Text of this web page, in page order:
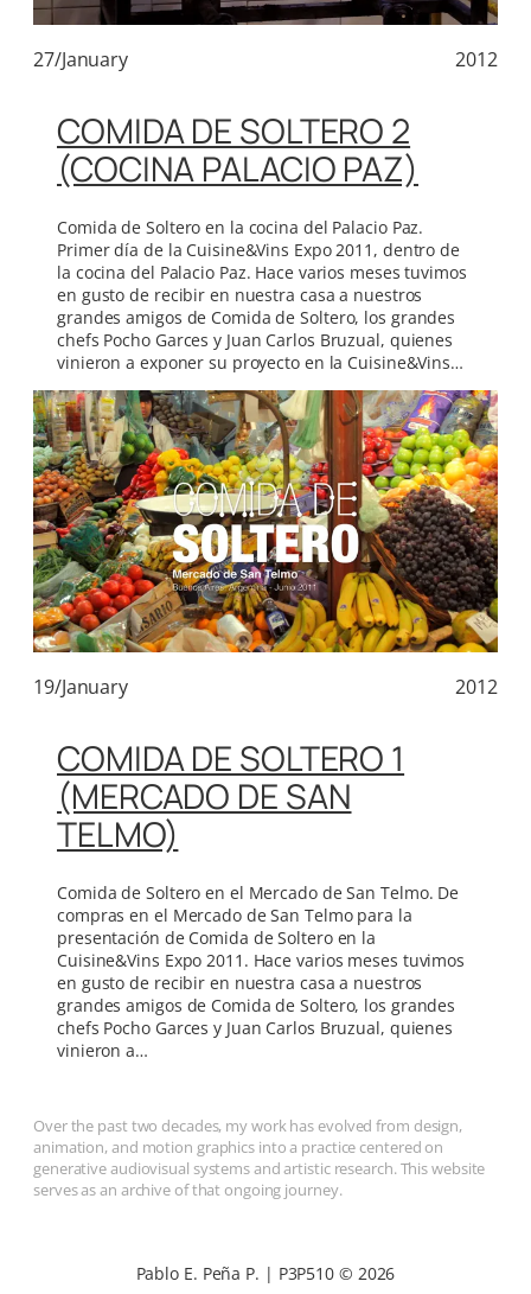
27/January 2012
COMIDA DE SOLTERO 2
(COCINA PALACIO PAZ)
Comida de Soltero en la cocina del Palacio Paz.
Primer día de la Cuisine&Vins Expo 2011, dentro de
la cocina del Palacio Paz. Hace varios meses tuvimos
en gusto de recibir en nuestra casa a nuestros
grandes amigos de Comida de Soltero, los grandes
chefs Pocho Garces y Juan Carlos Bruzual, quienes
vinieron a exponer su proyecto en la Cuisine&Vins…
19/January 2012
COMIDA DE SOLTERO 1
(MERCADO DE SAN
TELMO)
Comida de Soltero en el Mercado de San Telmo. De
compras en el Mercado de San Telmo para la
presentación de Comida de Soltero en la
Cuisine&Vins Expo 2011. Hace varios meses tuvimos
en gusto de recibir en nuestra casa a nuestros
grandes amigos de Comida de Soltero, los grandes
chefs Pocho Garces y Juan Carlos Bruzual, quienes
vinieron a…
Over the past two decades, my work has evolved from design,
animation, and motion graphics into a practice centered on
generative audiovisual systems and artistic research. This website
serves as an archive of that ongoing journey.
Pablo E. Peña P. | P3P510 © 2026